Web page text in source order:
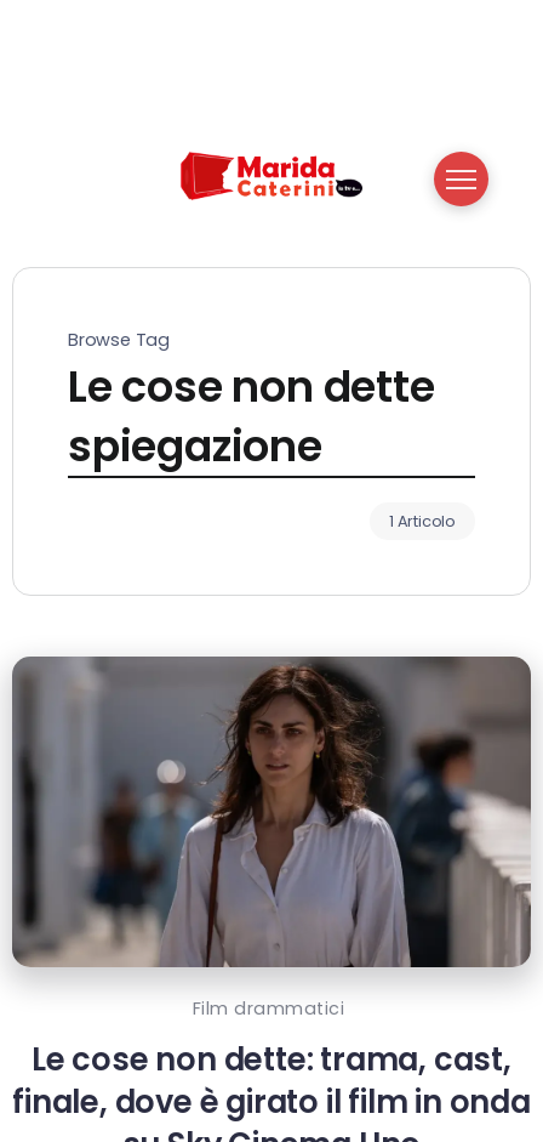
Browse Tag
Le cose non dette
spiegazione
1 Articolo
Film drammatici
Le cose non dette: trama, cast,
finale, dove è girato il film in onda